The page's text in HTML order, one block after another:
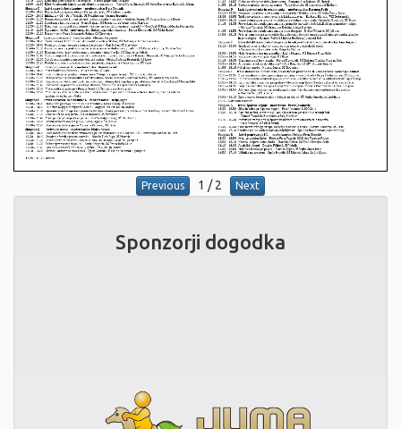
Previous 1 /2 Next
Sponzorji dogodka